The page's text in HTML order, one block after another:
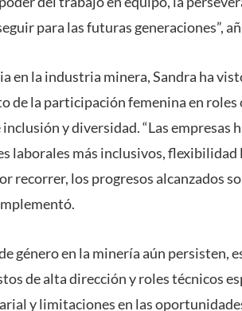
para las futuras generaciones”,
en la industria minera, Sandra ha
de la participación femenina en
y diversidad. “Las empresas
laborales más inclusivos, flexibilidad
recorrer, los progresos alcanzados
género en la minería aún persisten,
de alta dirección y roles técnicos
y limitaciones en las